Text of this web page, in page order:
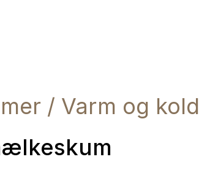
/ Varm og kold